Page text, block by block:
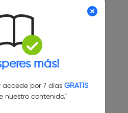
más!
por 7 días GRATIS
nuestro contenido."